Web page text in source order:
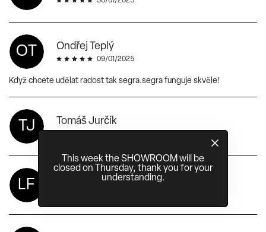
This week the SHOWROOM will be
closed on Thursday, thank you for your
understanding.
OT Ondřej Teplý
09/01/2025
Když chcete udělat radost tak segra.segra funguje skvěle!
TJ Tomáš Jurčík
LF Luboš Fleiberk